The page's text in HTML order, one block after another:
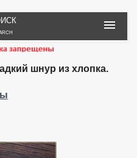
ПУТЕШЕСТВИЯ
шнур из хлопка.